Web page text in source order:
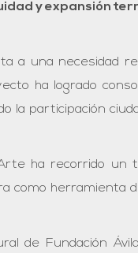
y expansión
a una necesidad
ha logrado
la participación
ha recorrido un
como herramienta
de Fundación